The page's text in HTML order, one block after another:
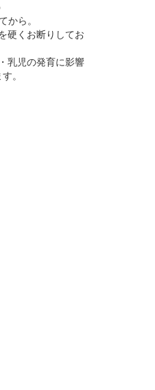
から。
硬くお断りしてお
乳児の発育に影響
。